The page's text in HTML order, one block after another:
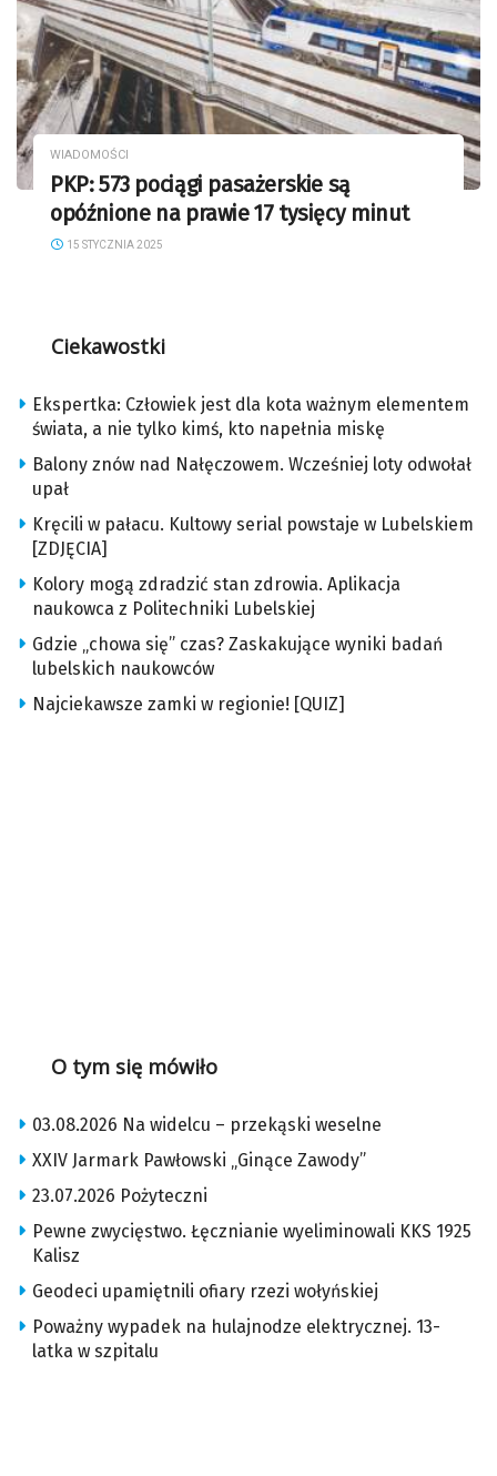
WIADOMOŚCI
PKP: 573 pociągi pasażerskie są
opóźnione na prawie 17 tysięcy minut
15 STYCZNIA 2025
Ciekawostki
Ekspertka: Człowiek jest dla kota ważnym elementem
świata, a nie tylko kimś, kto napełnia miskę
Balony znów nad Nałęczowem. Wcześniej loty odwołał
upał
Kręcili w pałacu. Kultowy serial powstaje w Lubelskiem
[ZDJĘCIA]
Kolory mogą zdradzić stan zdrowia. Aplikacja
naukowca z Politechniki Lubelskiej
Gdzie „chowa się” czas? Zaskakujące wyniki badań
lubelskich naukowców
Najciekawsze zamki w regionie! [QUIZ]
O tym się mówiło
03.08.2026 Na widelcu – przekąski weselne
XXIV Jarmark Pawłowski „Ginące Zawody”
23.07.2026 Pożyteczni
Pewne zwycięstwo. Łęcznianie wyeliminowali KKS 1925
Kalisz
Geodeci upamiętnili ofiary rzezi wołyńskiej
Poważny wypadek na hulajnodze elektrycznej. 13-
latka w szpitalu